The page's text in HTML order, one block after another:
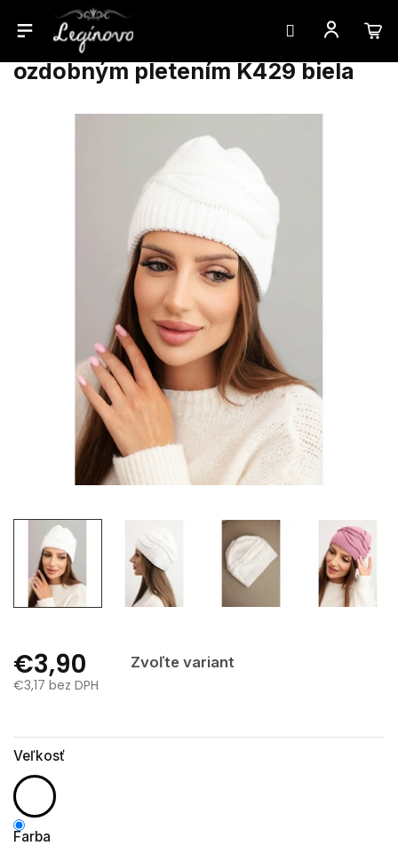
Prejsť
obsah
Dámska zimná vlnená čiapka s
ozdobným pletením K429 biela
€3,90
Zvoľte variant
€3,17 bez DPH
Veľkosť
Farba